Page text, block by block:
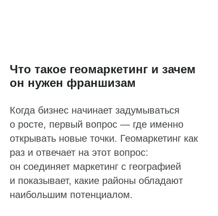
Что такое геомаркетинг и зачем
он нужен франшизам
Когда бизнес начинает задумываться
о росте, первый вопрос — где именно
открывать новые точки. Геомаркетинг как
раз и отвечает на этот вопрос:
он соединяет маркетинг с географией
и показывает, какие районы обладают
наибольшим потенциалом.
Ответим на ваши вопросы
Пн — пт: 10:00–19:00
Оставьте заявку, и мы расскажем,
отзывами и данными на онлайн-картах